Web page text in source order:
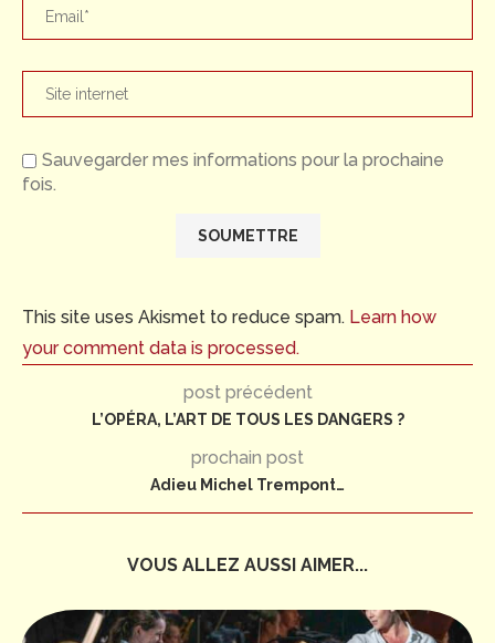
Sauvegarder mes informations pour la prochaine
fois.
This site uses Akismet to reduce spam. Learn how
your comment data is processed.
post précédent
L’OPÉRA, L’ART DE TOUS LES DANGERS ?
prochain post
Adieu Michel Trempont…
VOUS ALLEZ AUSSI AIMER...